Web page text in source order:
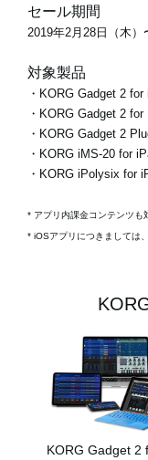
セール期間
2019年2月28日（木）
対象製品
・KORG Gadget 2 for
・KORG Gadget 2 for
・KORG Gadget 2
・KORG iMS-20 for
・KORG iPolysix for
* アプリ内課金コンテンツも
* iOSアプリにつきましては
KORG Gadget 2